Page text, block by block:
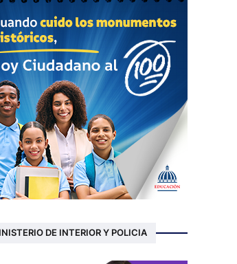
DE INTERIOR Y POLICIA